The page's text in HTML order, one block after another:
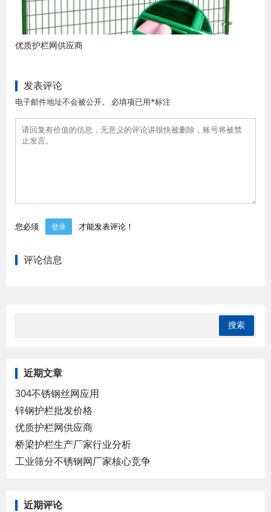
优质护栏网供应商
发表评论
电子邮件地址不会被公开。 必填项已用*标注
您必须 登录 才能发表评论！
评论信息
近期文章
304不锈钢丝网应用
锌钢护栏批发价格
优质护栏网供应商
桥梁护栏生产厂家行业分析
工业筛分不锈钢网厂家核心竞争
近期评论